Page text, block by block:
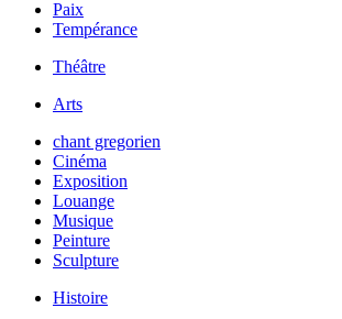
Paix
Tempérance
Théâtre
Arts
chant gregorien
Cinéma
Exposition
Louange
Musique
Peinture
Sculpture
Histoire